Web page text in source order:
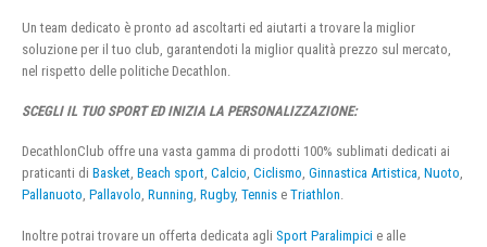
Un team dedicato è pronto ad ascoltarti ed aiutarti a trovare la miglior
soluzione per il tuo club, garantendoti la miglior qualità prezzo sul mercato,
nel rispetto delle politiche Decathlon.
SCEGLI IL TUO SPORT ED INIZIA LA PERSONALIZZAZIONE:
DecathlonClub offre una vasta gamma di prodotti 100% sublimati dedicati ai
praticanti di Basket, Beach sport, Calcio, Ciclismo, Ginnastica Artistica, Nuoto,
Pallanuoto, Pallavolo, Running, Rugby, Tennis e Triathlon.
Inoltre potrai trovare un offerta dedicata agli Sport Paralimpici e alle